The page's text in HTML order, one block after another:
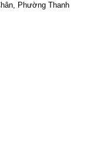
Phường Thanh